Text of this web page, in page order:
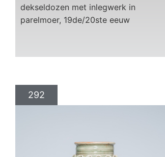
dekseldozen met inlegwerk in
parelmoer, 19de/20ste eeuw
292